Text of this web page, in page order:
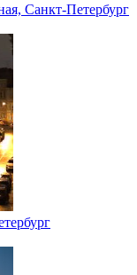
Санкт-Петербург